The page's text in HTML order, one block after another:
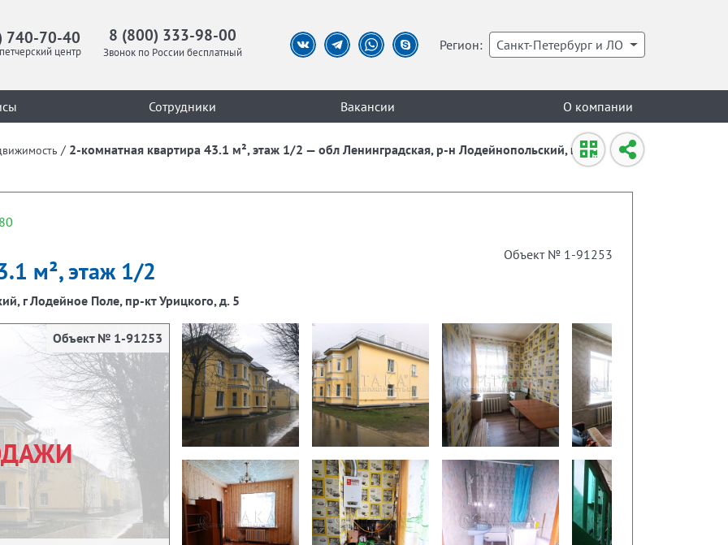
740-70-40
центр
8 (800) 333-98-00
Звонок по России бесплатный Регион: Санкт-Петербург и ЛО
Сотрудники Вакансии О компании
/ 2-комнатная квартира 43.1 м², этаж 1/2 — обл Ленинградская, р-н Лодейнопольский, г
м², этаж 1/2
Объект № 1-91253
г Лодейное Поле, пр-кт Урицкого, д. 5
Объект № 1-91253